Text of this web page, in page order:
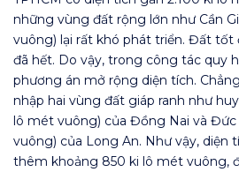
những vùng đất rộng lớn như Cần
vuông) lại rất khó phát triển. Đất tốt
đã hết. Do vậy, trong công tác quy
phương án mở rộng diện tích. Chẳng
nhập hai vùng đất giáp ranh như
lô mét vuông) của Đồng Nai và Đức
vuông) của Long An. Như vậy, diện
thêm khoảng 850 ki lô mét vuông,